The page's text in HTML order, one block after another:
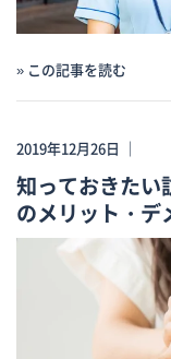
» この記事を読む
2019年12月26日 ｜
知っておきたい
のメリット・デ